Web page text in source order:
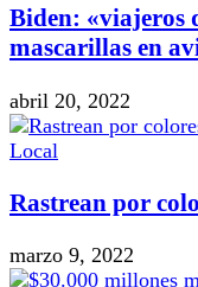
Biden: «viajeros
mascarillas en
abril 20, 2022
Local
Rastrean por
marzo 9, 2022